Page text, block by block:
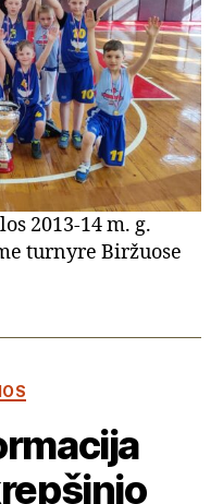
2013-14 m. g.
turnyre Biržuose